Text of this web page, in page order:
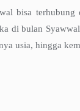
bisa
di bulan
usia, hingga